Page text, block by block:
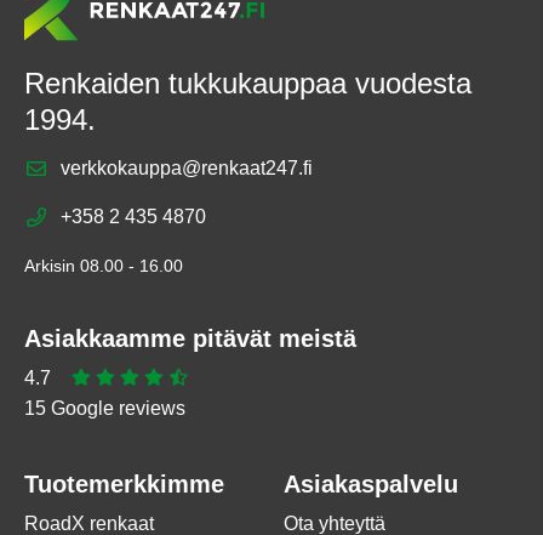
Renkaiden tukkukauppaa vuodesta
1994.
verkkokauppa@renkaat247.fi
+358 2 435 4870
Arkisin 08.00 - 16.00
Asiakkaamme pitävät meistä
4.7
15 Google reviews
Tuotemerkkimme
RoadX renkaat
Asiakaspalvelu
Ota yhteyttä